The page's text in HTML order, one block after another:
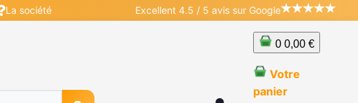
La société Excellent 4.5 / 5 avis sur Google
0 0,00 €
Votre
panier